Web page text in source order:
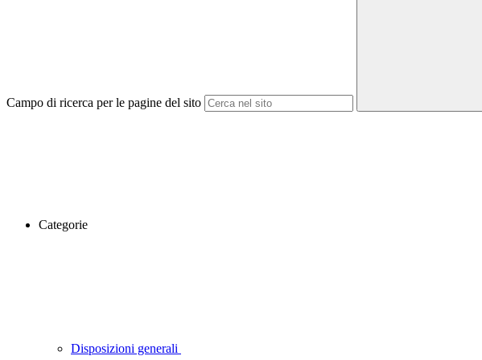
Campo di ricerca per le pagine del sito
Categorie
Disposizioni generali